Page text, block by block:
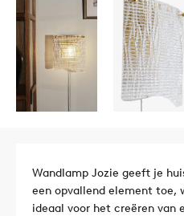
Wandlamp Jozie geeft je
een opvallend element toe,
ideaal voor het creëren van